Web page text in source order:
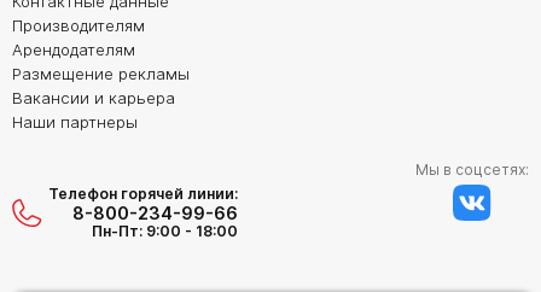
Производителям
Арендодателям
Размещение рекламы
Вакансии и карьера
Наши партнеры
Телефон горячей линии:
8-800-234-99-66
Пн-Пт: 9:00 - 18:00
Мы в соцсетях: